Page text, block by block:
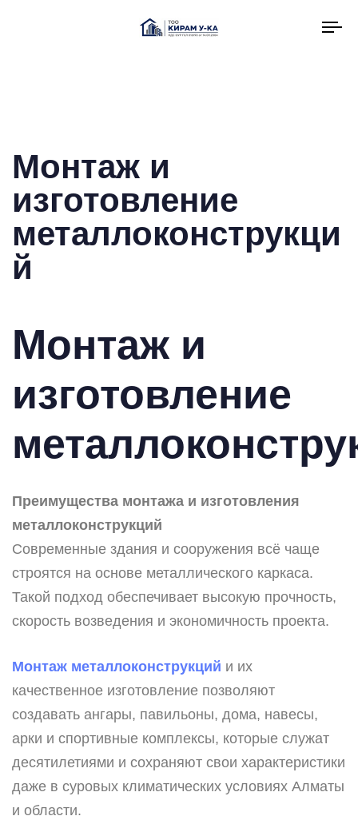
Монтаж и
изготовление
металлоконструкци
й
Монтаж и
изготовление
Преимущества монтажа и изготовления
металлоконструкций
Современные здания и сооружения всё чаще
строятся на основе металлического каркаса.
Такой подход обеспечивает высокую прочность,
скорость возведения и экономичность проекта.
Монтаж металлоконструкций и их
качественное изготовление позволяют
создавать ангары, павильоны, дома, навесы,
арки и спортивные комплексы, которые служат
десятилетиями и сохраняют свои характеристики
даже в суровых климатических условиях Алматы
и области.